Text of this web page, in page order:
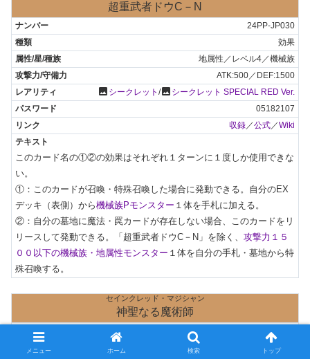
超重武者ドウC－N
24PP-JP030
効果
地属性／レベル4／機械族
ATK:500／DEF:1500
photo シークレット /photo シークレット SPECIAL RED Ver.
05182107
収録／公式／Wiki
このカード名の①②の効果はそれぞれ１ターンに１度しか使用できな
い。
①：このカードが召喚・特殊召喚した場合に発動できる。自分のEX
デッキ（表側）から機械族Pモンスター １体を手札に加える。
②：自分の墓地に魔法・罠カードが存在しない場合、このカードをリ
リースして発動できる。「超重武者ドウC－N」を除く、 攻撃力１５
００以下の機械族・地属性モンスター １体を自分の手札・墓地から特
殊召喚する。
セインクレッド・マジシャン
神聖なる魔術師
24PP-JP031
リバース／効果
メニュー ホーム 検索 トップ